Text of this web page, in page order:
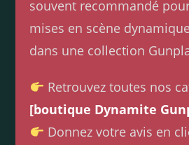
souvent recommandé
mises en scène
dans une collection
Retrouvez toutes nos
[boutique Dynamite
Donnez votre avis en